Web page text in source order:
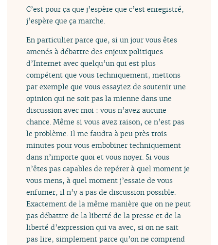
C’est pour ça que j’espère que c’est enregistré,
j’espère que ça marche.
En particulier parce que, si un jour vous êtes
amenés à débattre des enjeux politiques
d’Internet avec quelqu’un qui est plus
compétent que vous techniquement, mettons
par exemple que vous essayiez de soutenir une
opinion qui ne soit pas la mienne dans une
discussion avec moi : vous n’avez aucune
chance. Même si vous avez raison, ce n’est pas
le problème. Il me faudra à peu près trois
minutes pour vous embobiner techniquement
dans n’importe quoi et vous noyer. Si vous
n’êtes pas capables de repérer à quel moment je
vous mens, à quel moment j’essaie de vous
enfumer, il n’y a pas de discussion possible.
Exactement de la même manière que on ne peut
pas débattre de la liberté de la presse et de la
liberté d’expression qui va avec, si on ne sait
pas lire, simplement parce qu’on ne comprend